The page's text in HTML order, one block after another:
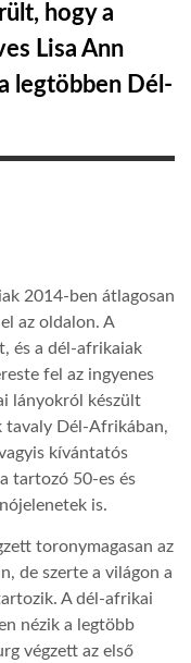
hogy a
Lisa Ann
legtöbben Dél-
2014-ben átlagosan
az oldalon. A
és a dél-afrikaiak
fel az ingyenes
lányokról készült
tavaly Dél-Afrikában,
kívántatós
tartozó 50-es és
is.
toronymagasan az
de szerte a világon a
A dél-afrikai
nézik a legtöbb
végzett az első